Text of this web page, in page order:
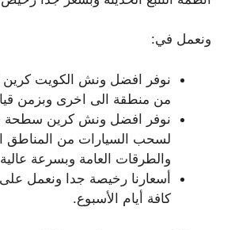
ونعمل في:
نوفر افضل ونش الكويت
من منطقة الى اخرى وبزمن
نوفر افضل ونش كرين سطحة
لسحب السيارات من المناطق
والطرقات العامة وبسرعة عالية
أسعارنا رخيصة جدا ونعمل
كافة أيام الأسبوع.